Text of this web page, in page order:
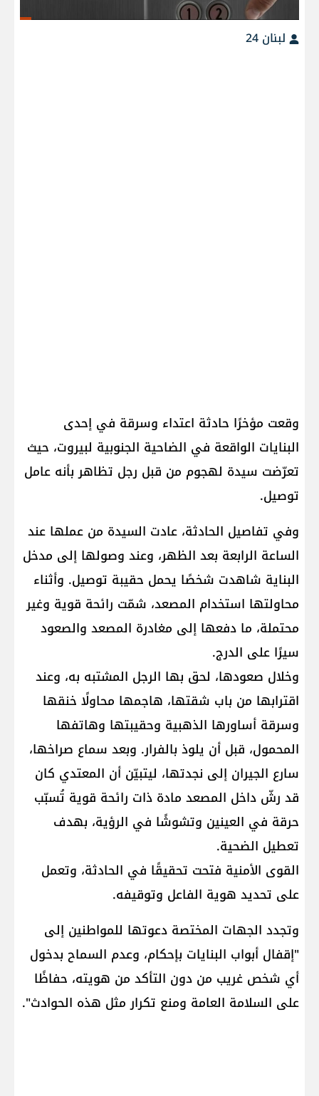
لبنان 24
وقعت مؤخرًا حادثة اعتداء وسرقة في إحدى
البنايات الواقعة في الضاحية الجنوبية لبيروت، حيث
تعرّضت سيدة لهجوم من قبل رجل تظاهر بأنه عامل
توصيل.
وفي تفاصيل الحادثة، عادت السيدة من عملها عند
الساعة الرابعة بعد الظهر، وعند وصولها إلى مدخل
البناية شاهدت شخصًا يحمل حقيبة توصيل. وأثناء
محاولتها استخدام المصعد، شمّت رائحة قوية وغير
محتملة، ما دفعها إلى مغادرة المصعد والصعود
سيرًا على الدرج.
وخلال صعودها، لحق بها الرجل المشتبه به، وعند
اقترابها من باب شقتها، هاجمها محاولًا خنقها
وسرقة أساورها الذهبية وحقيبتها وهاتفها
المحمول، قبل أن يلوذ بالفرار. وبعد سماع صراخها،
سارع الجيران إلى نجدتها، ليتبيّن أن المعتدي كان
قد رشّ داخل المصعد مادة ذات رائحة قوية تُسبّب
حرقة في العينين وتشوشًا في الرؤية، بهدف
تعطيل الضحية.
القوى الأمنية فتحت تحقيقًا في الحادثة، وتعمل
على تحديد هوية الفاعل وتوقيفه.
وتجدد الجهات المختصة دعوتها للمواطنين إلى
"إقفال أبواب البنايات بإحكام، وعدم السماح بدخول
أي شخص غريب من دون التأكد من هويته، حفاظًا
على السلامة العامة ومنع تكرار مثل هذه الحوادث".